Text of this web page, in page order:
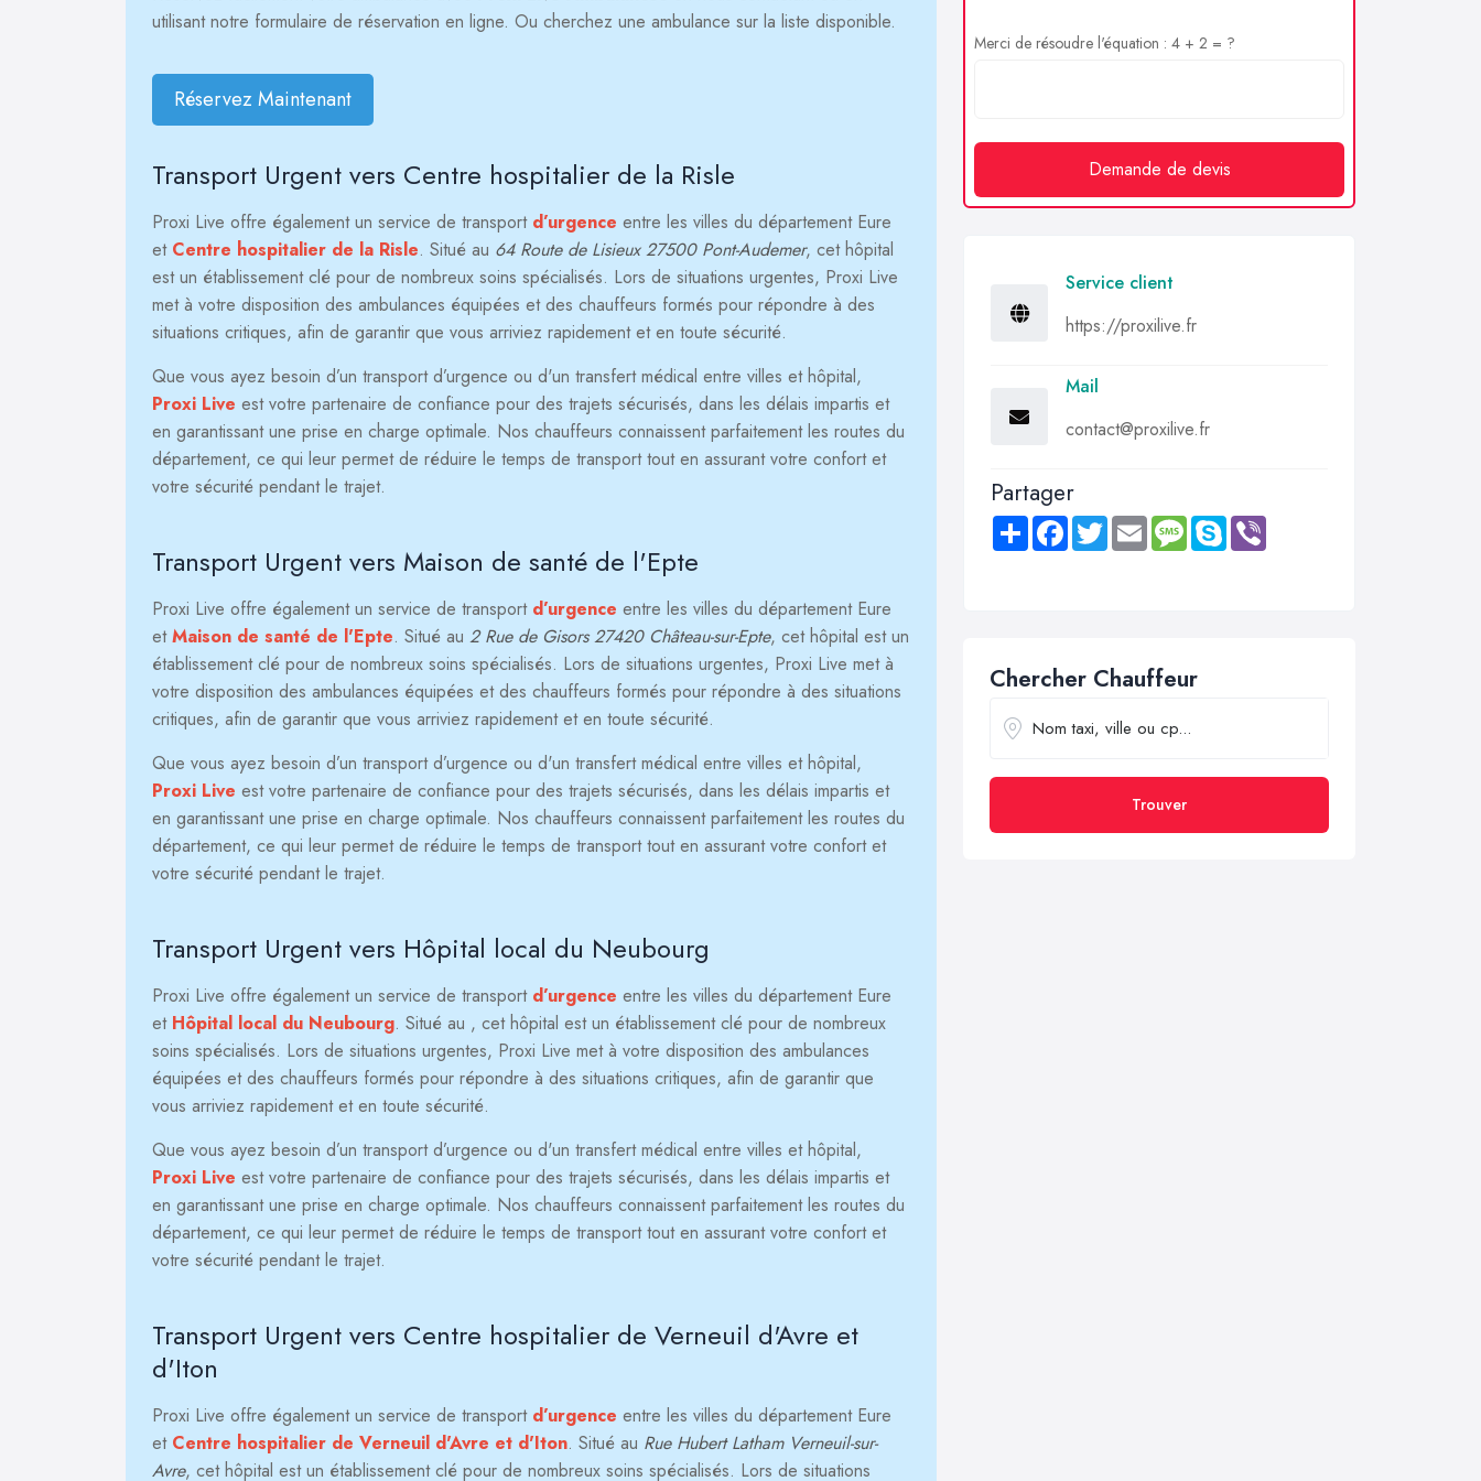
utilisant notre formulaire de réservation en ligne. Ou cherchez une ambulance sur la liste disponible.
Réservez Maintenant
Transport Urgent vers Centre hospitalier de la Risle
Proxi Live offre également un service de transport d’urgence entre les villes du département Eure
et Centre hospitalier de la Risle. Situé au 64 Route de Lisieux 27500 Pont-Audemer, cet hôpital
est un établissement clé pour de nombreux soins spécialisés. Lors de situations urgentes, Proxi Live
met à votre disposition des ambulances équipées et des chauffeurs formés pour répondre à des
situations critiques, afin de garantir que vous arriviez rapidement et en toute sécurité.
Que vous ayez besoin d’un transport d’urgence ou d'un transfert médical entre villes et hôpital,
Proxi Live est votre partenaire de confiance pour des trajets sécurisés, dans les délais impartis et
en garantissant une prise en charge optimale. Nos chauffeurs connaissent parfaitement les routes du
département, ce qui leur permet de réduire le temps de transport tout en assurant votre confort et
votre sécurité pendant le trajet.
Transport Urgent vers Maison de santé de l'Epte
Proxi Live offre également un service de transport d’urgence entre les villes du département Eure
etMaison de santé de l'Epte. Situé au 2 Rue de Gisors 27420 Château-sur-Epte, cet hôpital est un
établissement clé pour de nombreux soins spécialisés. Lors de situations urgentes, Proxi Live met à
votre disposition des ambulances équipées et des chauffeurs formés pour répondre à des situations
critiques, afin de garantir que vous arriviez rapidement et en toute sécurité.
Que vous ayez besoin d’un transport d’urgence ou d'un transfert médical entre villes et hôpital,
Proxi Live est votre partenaire de confiance pour des trajets sécurisés, dans les délais impartis et
en garantissant une prise en charge optimale. Nos chauffeurs connaissent parfaitement les routes du
département, ce qui leur permet de réduire le temps de transport tout en assurant votre confort et
votre sécurité pendant le trajet.
Transport Urgent vers Hôpital local du Neubourg
Proxi Live offre également un service de transport d’urgence entre les villes du département Eure
et Hôpital local du Neubourg. Situé au , cet hôpital est un établissement clé pour de nombreux
soins spécialisés. Lors de situations urgentes, Proxi Live met à votre disposition des ambulances
équipées et des chauffeurs formés pour répondre à des situations critiques, afin de garantir que
vous arriviez rapidement et en toute sécurité.
Que vous ayez besoin d’un transport d’urgence ou d'un transfert médical entre villes et hôpital,
Proxi Live est votre partenaire de confiance pour des trajets sécurisés, dans les délais impartis et
en garantissant une prise en charge optimale. Nos chauffeurs connaissent parfaitement les routes du
département, ce qui leur permet de réduire le temps de transport tout en assurant votre confort et
votre sécurité pendant le trajet.
Transport Urgent vers Centre hospitalier de Verneuil d'Avre et
d'Iton
Proxi Live offre également un service de transport d’urgence entre les villes du département Eure
et Centre hospitalier de Verneuil d'Avre et d'Iton. Situé au Rue Hubert Latham Verneuil-sur-
Avre, cet hôpital est un établissement clé pour de nombreux soins spécialisés. Lors de situations
Merci de résoudre l'équation : 4 + 2 = ?
Demande de devis
Service client
https://proxilive.fr
Mail
contact@proxilive.fr
Partager
Share FacebookTwitter Email MessageSkype
Chercher Chauffeur
Trouver